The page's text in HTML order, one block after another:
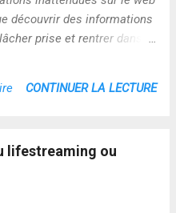
découvrir des informations
prise et rentrer dans
c’est un
et s’inscrit dans une
normative…Mais on on peut
pour chacun au
et la confiance peuvent
CONTINUER LA LECTURE
lifestreaming ou